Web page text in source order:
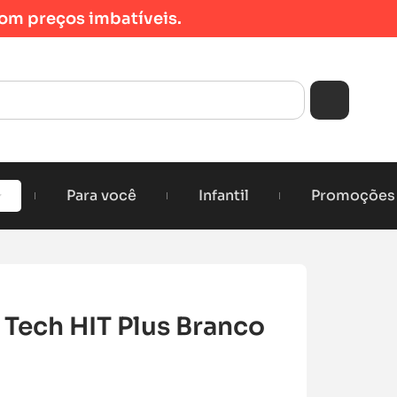
preços imbatíveis.
Para você Infantil Promoções
HIT Plus Branco